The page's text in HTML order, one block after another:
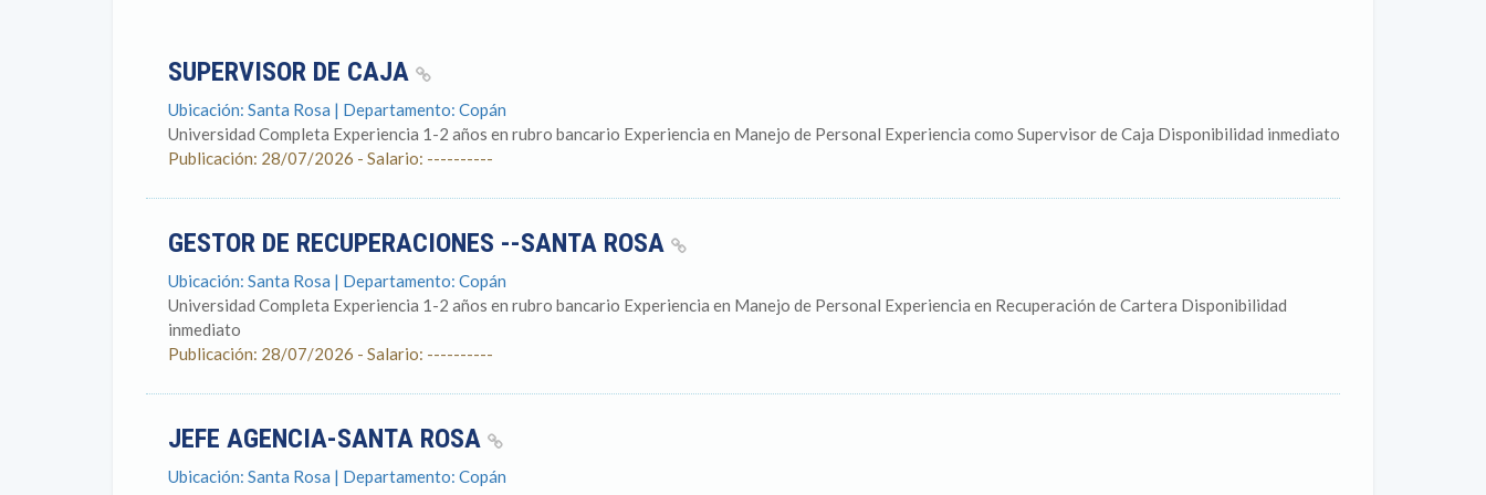
SUPERVISOR DE CAJA
Ubicación: Santa Rosa | Departamento: Copán
Universidad Completa Experiencia 1-2 años en rubro bancario Experiencia en Manejo de Personal Experiencia como Supervisor de Caja Disponibilidad inmediato
Publicación: 28/07/2026 - Salario: ----------
GESTOR DE RECUPERACIONES --SANTA ROSA
Ubicación: Santa Rosa | Departamento: Copán
Universidad Completa Experiencia 1-2 años en rubro bancario Experiencia en Manejo de Personal Experiencia en Recuperación de Cartera Disponibilidad
inmediato
Publicación: 28/07/2026 - Salario: ----------
JEFE AGENCIA-SANTA ROSA
Ubicación: Santa Rosa | Departamento: Copán